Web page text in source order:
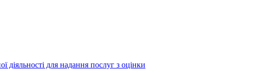
діяльності для надання послуг з оцінки